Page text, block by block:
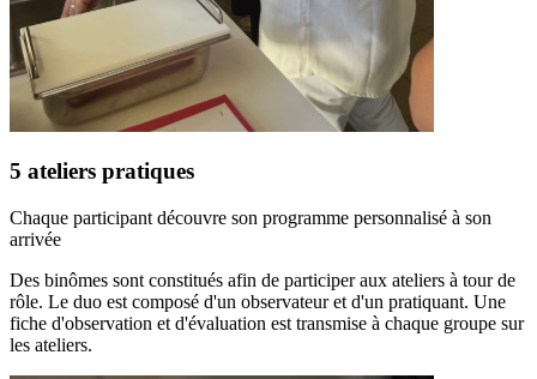
5 ateliers pratiques
Chaque participant découvre son programme personnalisé à son
arrivée
Des binômes sont constitués afin de participer aux ateliers à tour de
rôle. Le duo est composé d'un observateur et d'un pratiquant. Une
fiche d'observation et d'évaluation est transmise à chaque groupe sur
les ateliers.